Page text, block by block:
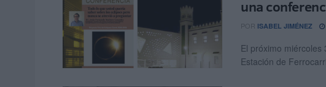
una
POR ISABEL JIMÉNEZ
El próximo
Estación de